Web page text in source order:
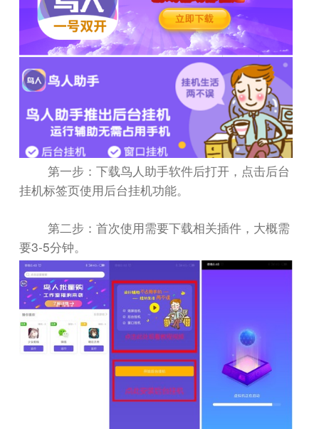
第一步：下载鸟人助手软件后打开，点击后台
挂机标签页使用后台挂机功能。
第二步：首次使用需要下载相关插件，大概需
要3-5分钟。